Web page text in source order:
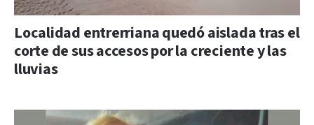
Localidad entrerriana quedó aislada tras el
corte de sus accesos por la creciente y las
lluvias